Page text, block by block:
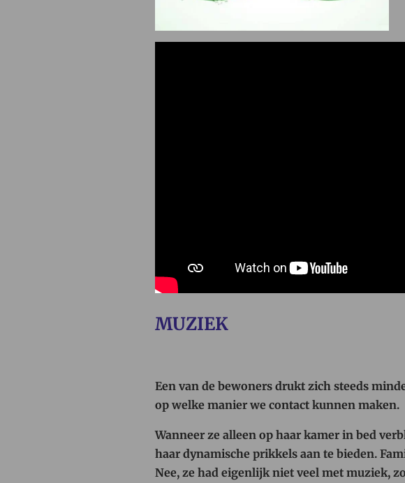
MUZIEK
Een van de bewoners drukt zich steeds
op welke manier we contact kunnen maken.
Wanneer ze alleen op haar kamer in bed
haar dynamische prikkels aan te bieden.
Nee, ze had eigenlijk niet veel met muziek,